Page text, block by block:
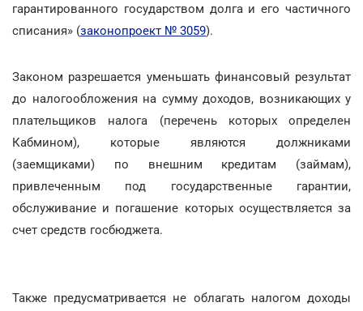
гарантированного государством долга и его частичного
списания» (законопроект № 3059).
Законом разрешается уменьшать финансовый результат
до налогообложения на сумму доходов, возникающих у
плательщиков налога (перечень которых определен
Кабмином), которые являются должниками
(заемщиками) по внешним кредитам (займам),
привлеченным под государственные гарантии,
обслуживание и погашение которых осуществляется за
счет средств госбюджета.
Также предусматривается не облагать налогом доходы